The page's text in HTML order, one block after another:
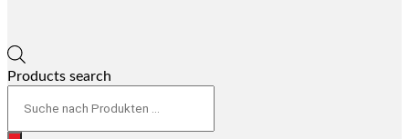
Products search